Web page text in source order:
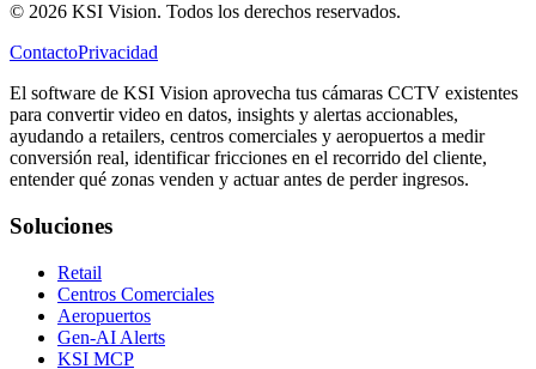
© 2026 KSI Vision. Todos los derechos reservados.
ContactoPrivacidad
El software de KSI Vision aprovecha tus cámaras CCTV existentes
para convertir video en datos, insights y alertas accionables,
ayudando a retailers, centros comerciales y aeropuertos a medir
conversión real, identificar fricciones en el recorrido del cliente,
entender qué zonas venden y actuar antes de perder ingresos.
Soluciones
Retail
Centros Comerciales
Aeropuertos
Gen-AI Alerts
KSI MCP